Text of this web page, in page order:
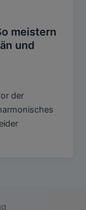
meistern
und
der